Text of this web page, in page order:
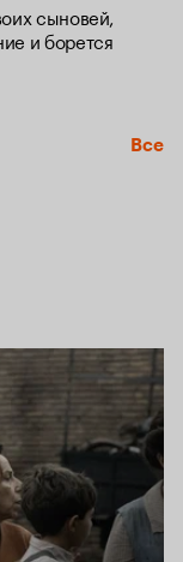
сыновей,
и борется
Все